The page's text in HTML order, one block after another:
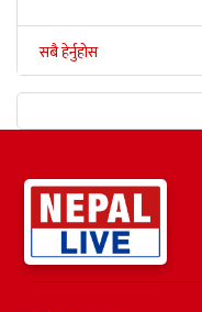
सबै हेर्नुहोस